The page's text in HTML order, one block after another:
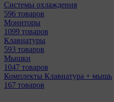
Системы охлаждения
596 товаров
Мониторы
1099 товаров
Клавиатуры
593 товаров
Мышки
1047 товаров
Комплекты Клавиатура + мышь
167 товаров